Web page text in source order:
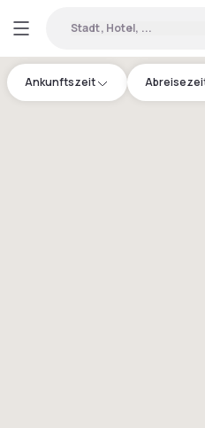
Stadt, Hotel, ...
Ankunftszeit